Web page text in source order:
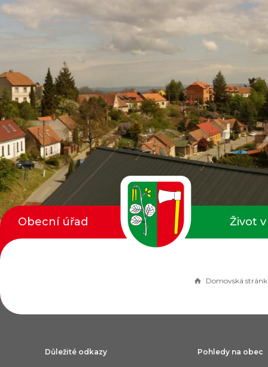
Domovská
Obecní úřad Život
Důležité odkazy Pohledy na obec